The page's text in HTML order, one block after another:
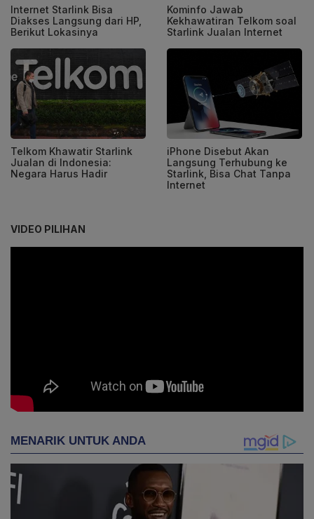
Internet Starlink Bisa
Diakses Langsung dari HP,
Berikut Lokasinya
Kominfo Jawab
Kekhawatiran Telkom soal
Starlink Jualan Internet
Telkom Khawatir Starlink
Jualan di Indonesia:
Negara Harus Hadir
iPhone Disebut Akan
Langsung Terhubung ke
Starlink, Bisa Chat Tanpa
Internet
VIDEO PILIHAN